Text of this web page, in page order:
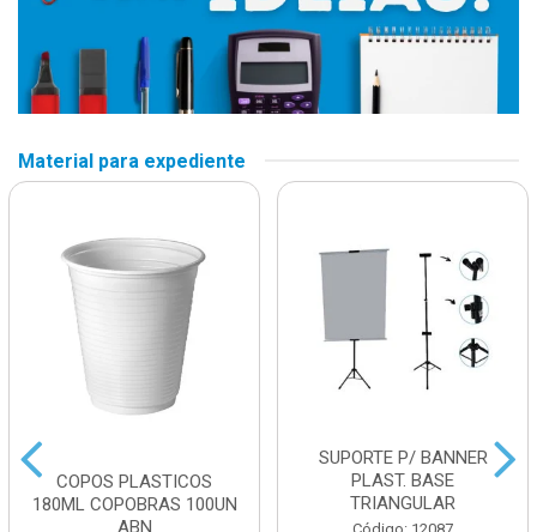
Material para expediente
COPOS PLASTICOS
180ML COPOBRAS 100UN
ABN
SUPORTE P/ BANNER
PLAST. BASE
TRIANGULAR